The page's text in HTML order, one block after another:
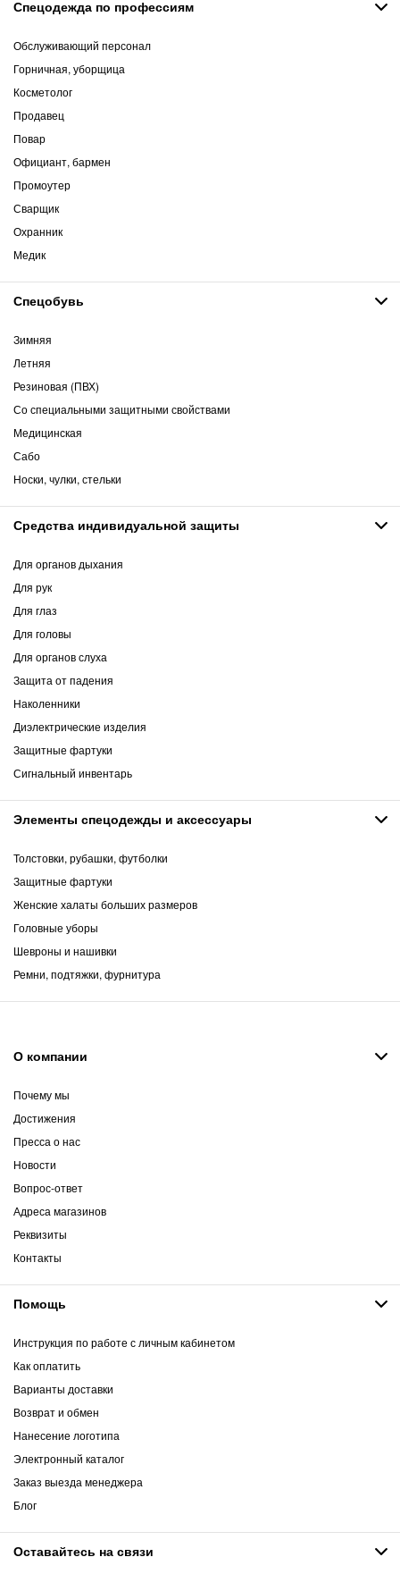
Спецодежда по профессиям
Обслуживающий персонал
Горничная, уборщица
Косметолог
Продавец
Повар
Официант, бармен
Промоутер
Сварщик
Охранник
Медик
Спецобувь
Зимняя
Летняя
Резиновая (ПВХ)
Со специальными защитными свойствами
Медицинская
Сабо
Носки, чулки, стельки
Средства индивидуальной защиты
Для органов дыхания
Для рук
Для глаз
Для головы
Для органов слуха
Защита от падения
Наколенники
Диэлектрические изделия
Защитные фартуки
Сигнальный инвентарь
Элементы спецодежды и аксессуары
Толстовки, рубашки, футболки
Защитные фартуки
Женские халаты больших размеров
Головные уборы
Шевроны и нашивки
Ремни, подтяжки, фурнитура
О компании
Почему мы
Достижения
Пресса о нас
Новости
Вопрос-ответ
Адреса магазинов
Реквизиты
Контакты
Помощь
Инструкция по работе с личным кабинетом
Как оплатить
Варианты доставки
Возврат и обмен
Нанесение логотипа
Электронный каталог
Заказ выезда менеджера
Блог
Оставайтесь на связи